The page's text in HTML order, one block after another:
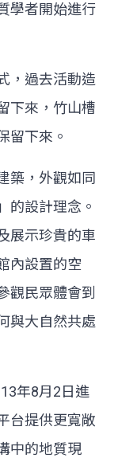
學者開始進行
，過去活動造
下來，竹山槽
留下來。
築，外觀如同
的設計理念。
展示珍貴的車
內設置的空
觀民眾體會到
與大自然共處
年8月2日進
台提供更寬敞
中的地質現